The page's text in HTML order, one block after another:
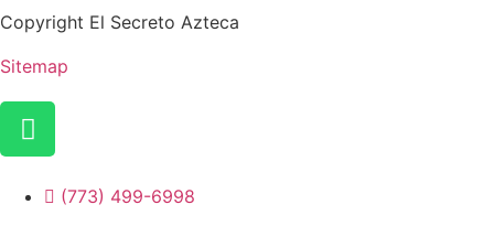
Copyright El Secreto Azteca
Sitemap
(773) 499-6998